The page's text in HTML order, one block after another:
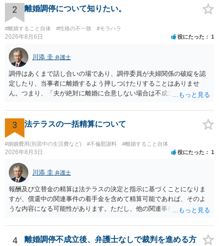
とはできないというお答えになってしまいます。
2 離婚調停について知りたい。
#離婚すること自体 #性格の不一致 #モラハラ
2026年8月6日 役にたった 1
川添 圭 弁護士
調停はあくまで話し合いの場であり、調停委員が夫婦関係の破綻を認
定したり、当事者に離婚するよう押しつけたりすることはありませ
ん。つまり、「夫が絶対に離婚に合意しない場合は不成立になり」、
きません。 調停段階での離婚成立を希望するなら、夫が離婚に前向き
になるような条件提示をする等、模索するほかありません（極端な話
をいえば、夫から「この条件なら離婚してもよい」として提示された
条件を全部丸呑みする、という方法しかないかもしれません）。た
だ、離婚訴訟をしたくないという考えを見透かされてしまうと、逆に
足下を見られてしまいますので、注意する必要があります。 夫が離婚
に抵抗する可能性が高いのであれば、むしろ淡々と調停不成立にして
離婚訴訟で離婚原因を主張し、判決へ持っていく方が近道であること
も少なくありません。見通し等を含め、弁護士へ相談・依頼した方が
よいと思います。
3 法テラスの一括精算について
#婚姻費用(別居中の生活費など) #不倫慰謝料 #離婚すること自体
2026年8月3日 役にたった 1
川添 圭 弁護士
報酬及び立替金の精算は法テラスの決定と指示に基づくことになりま
すが、償還中の関連事件の着手金を含めて精算可能であれば、そのよ
うな内容になる可能性があります。ただし、他の関連事件でも相手方
情によって対応が違いますので、法テラスへお尋ねいただいた方が確
実です。
4
離婚調停不成立後、弁護士なしで裁判を進める方